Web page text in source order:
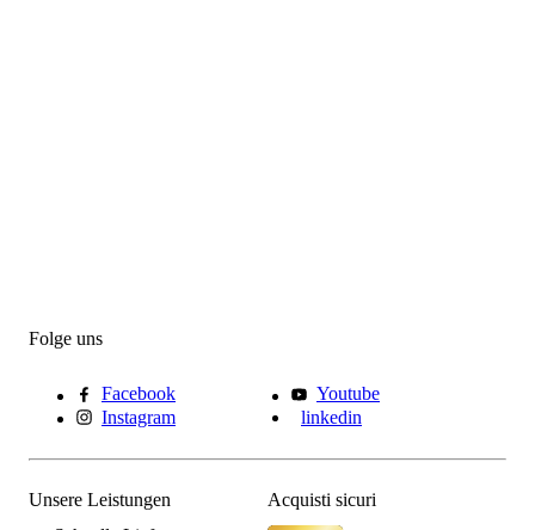
Folge uns
Facebook
Youtube
Instagram
linkedin
Unsere Leistungen
Acquisti sicuri